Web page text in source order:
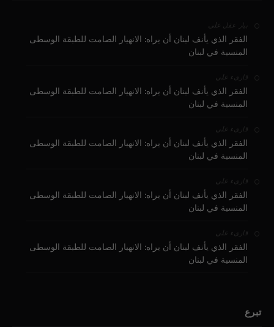
بيار عقل على
الفقر الذي يأنف لبنان أن يراه: الانهيار الصامت للطبقة الوسطى
المنسية في لبنان
قارىء على
الفقر الذي يأنف لبنان أن يراه: الانهيار الصامت للطبقة الوسطى
المنسية في لبنان
قارىء على
الفقر الذي يأنف لبنان أن يراه: الانهيار الصامت للطبقة الوسطى
المنسية في لبنان
قارىء على
الفقر الذي يأنف لبنان أن يراه: الانهيار الصامت للطبقة الوسطى
المنسية في لبنان
قارىء على
الفقر الذي يأنف لبنان أن يراه: الانهيار الصامت للطبقة الوسطى
المنسية في لبنان
تبرع